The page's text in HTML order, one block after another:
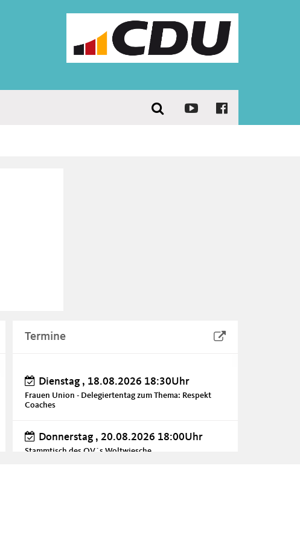
Termine
Dienstag , 18.08.2026 18:30Uhr
Frauen Union - Delegiertentag zum Thema: Respekt
Coaches
Donnerstag , 20.08.2026 18:00Uhr
Stammtisch des OV´s Woltwiesche